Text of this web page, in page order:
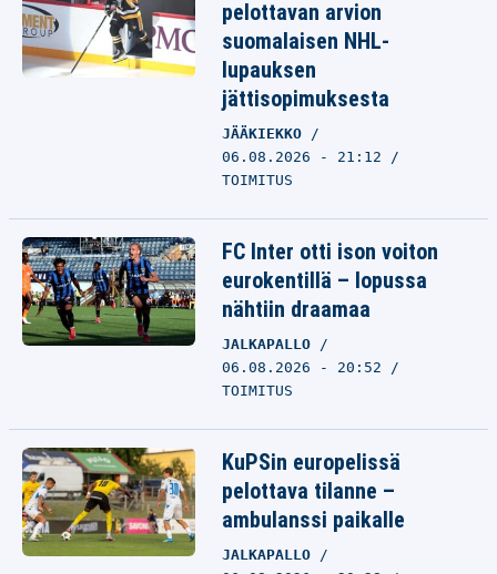
pelottavan arvion
suomalaisen NHL-
lupauksen
jättisopimuksesta
JÄÄKIEKKO
06.08.2026 - 21:12
TOIMITUS
FC Inter otti ison voiton
eurokentillä – lopussa
nähtiin draamaa
JALKAPALLO
06.08.2026 - 20:52
TOIMITUS
KuPSin europelissä
pelottava tilanne –
ambulanssi paikalle
JALKAPALLO